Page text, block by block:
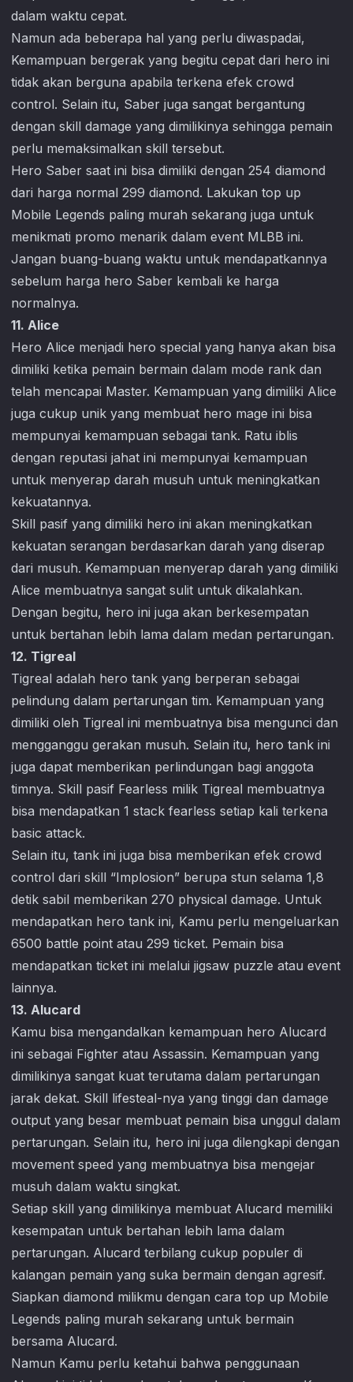
dalam waktu cepat.
Namun ada beberapa hal yang perlu diwaspadai,
Kemampuan bergerak yang begitu cepat dari hero ini
tidak akan berguna apabila terkena efek crowd
control. Selain itu, Saber juga sangat bergantung
dengan skill damage yang dimilikinya sehingga pemain
perlu memaksimalkan skill tersebut.
Hero Saber saat ini bisa dimiliki dengan 254 diamond
dari harga normal 299 diamond. Lakukan top up
Mobile Legends paling murah sekarang juga untuk
menikmati promo menarik dalam event MLBB ini.
Jangan buang-buang waktu untuk mendapatkannya
sebelum harga hero Saber kembali ke harga
normalnya.
11. Alice
Hero Alice menjadi hero special yang hanya akan bisa
dimiliki ketika pemain bermain dalam mode rank dan
telah mencapai Master. Kemampuan yang dimiliki Alice
juga cukup unik yang membuat hero mage ini bisa
mempunyai kemampuan sebagai tank. Ratu iblis
dengan reputasi jahat ini mempunyai kemampuan
untuk menyerap darah musuh untuk meningkatkan
kekuatannya.
Skill pasif yang dimiliki hero ini akan meningkatkan
kekuatan serangan berdasarkan darah yang diserap
dari musuh. Kemampuan menyerap darah yang dimiliki
Alice membuatnya sangat sulit untuk dikalahkan.
Dengan begitu, hero ini juga akan berkesempatan
untuk bertahan lebih lama dalam medan pertarungan.
12. Tigreal
Tigreal adalah hero tank yang berperan sebagai
pelindung dalam pertarungan tim. Kemampuan yang
dimiliki oleh Tigreal ini membuatnya bisa mengunci dan
mengganggu gerakan musuh. Selain itu, hero tank ini
juga dapat memberikan perlindungan bagi anggota
timnya. Skill pasif Fearless milik Tigreal membuatnya
bisa mendapatkan 1 stack fearless setiap kali terkena
basic attack.
Selain itu, tank ini juga bisa memberikan efek crowd
control dari skill “Implosion” berupa stun selama 1,8
detik sabil memberikan 270 physical damage. Untuk
mendapatkan hero tank ini, Kamu perlu mengeluarkan
6500 battle point atau 299 ticket. Pemain bisa
mendapatkan ticket ini melalui jigsaw puzzle atau event
lainnya.
13. Alucard
Kamu bisa mengandalkan kemampuan hero Alucard
ini sebagai Fighter atau Assassin. Kemampuan yang
dimilikinya sangat kuat terutama dalam pertarungan
jarak dekat. Skill lifesteal-nya yang tinggi dan damage
output yang besar membuat pemain bisa unggul dalam
pertarungan. Selain itu, hero ini juga dilengkapi dengan
movement speed yang membuatnya bisa mengejar
musuh dalam waktu singkat.
Setiap skill yang dimilikinya membuat Alucard memiliki
kesempatan untuk bertahan lebih lama dalam
pertarungan. Alucard terbilang cukup populer di
kalangan pemain yang suka bermain dengan agresif.
Siapkan diamond milikmu dengan cara top up Mobile
Legends paling murah sekarang untuk bermain
bersama Alucard.
Namun Kamu perlu ketahui bahwa penggunaan